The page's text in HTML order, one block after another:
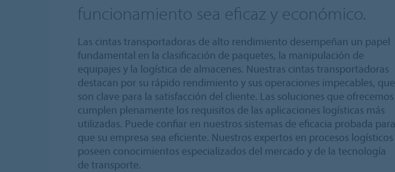
funcionamiento sea eficaz y económico.
Las cintas transportadoras de alto rendimiento desempeñan un papel
fundamental en la clasificación de paquetes, la manipulación de
equipajes y la logística de almacenes. Nuestras cintas transportadoras
destacan por su rápido rendimiento y sus operaciones impecables, que
son clave para la satisfacción del cliente. Las soluciones que ofrecemos
cumplen plenamente los requisitos de las aplicaciones logísticas más
utilizadas. Puede confiar en nuestros sistemas de eficacia probada para
que su empresa sea eficiente. Nuestros expertos en procesos logísticos
poseen conocimientos especializados del mercado y de la tecnología
de transporte.